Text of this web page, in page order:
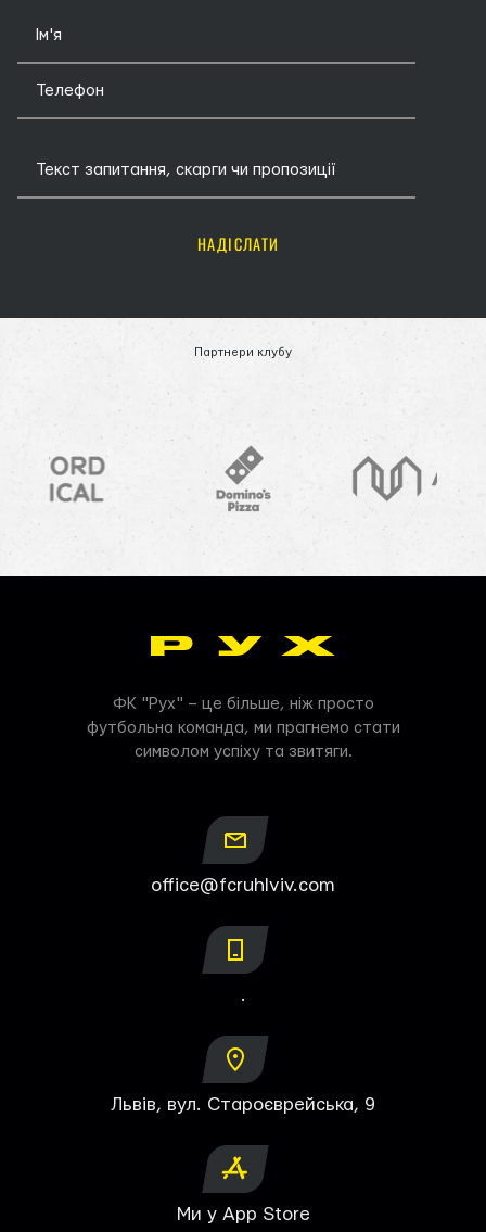
НАДІСЛАТИ
Партнери клубу
ФК "Рух" – це більше, ніж просто
футбольна команда, ми прагнемо стати
символом успіху та звитяги.
office@fcruhlviv.com
.
Львів, вул. Староєврейська, 9
Ми у App Store